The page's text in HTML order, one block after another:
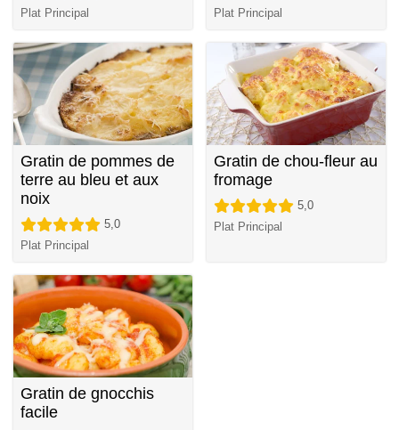
Plat Principal
Plat Principal
Gratin de pommes de
terre au bleu et aux
noix
5,0
Plat Principal
Gratin de chou-fleur au
fromage
5,0
Plat Principal
Gratin de gnocchis
facile